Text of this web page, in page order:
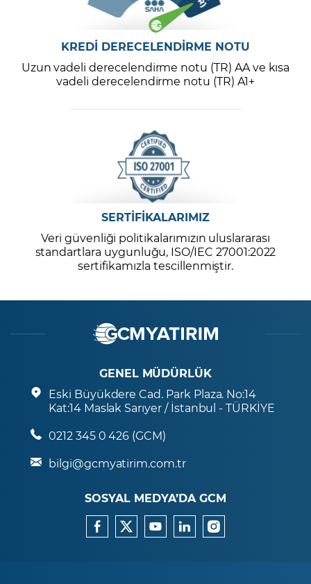
KREDİ DERECELENDİRME NOTU
Uzun vadeli derecelendirme notu (TR) AA ve kısa
vadeli derecelendirme notu (TR) A1+
SERTİFİKALARIMIZ
Veri güvenliği politikalarımızın uluslararası
standartlara uygunluğu, ISO/IEC 27001:2022
sertifikamızla tescillenmiştir.
GENEL MÜDÜRLÜK
Eski Büyükdere Cad. Park Plaza. No:14
Kat:14 Maslak Sarıyer / İstanbul - TÜRKİYE
0212 345 0 426 (GCM)
bilgi@gcmyatirim.com.tr
SOSYAL MEDYA’DA GCM